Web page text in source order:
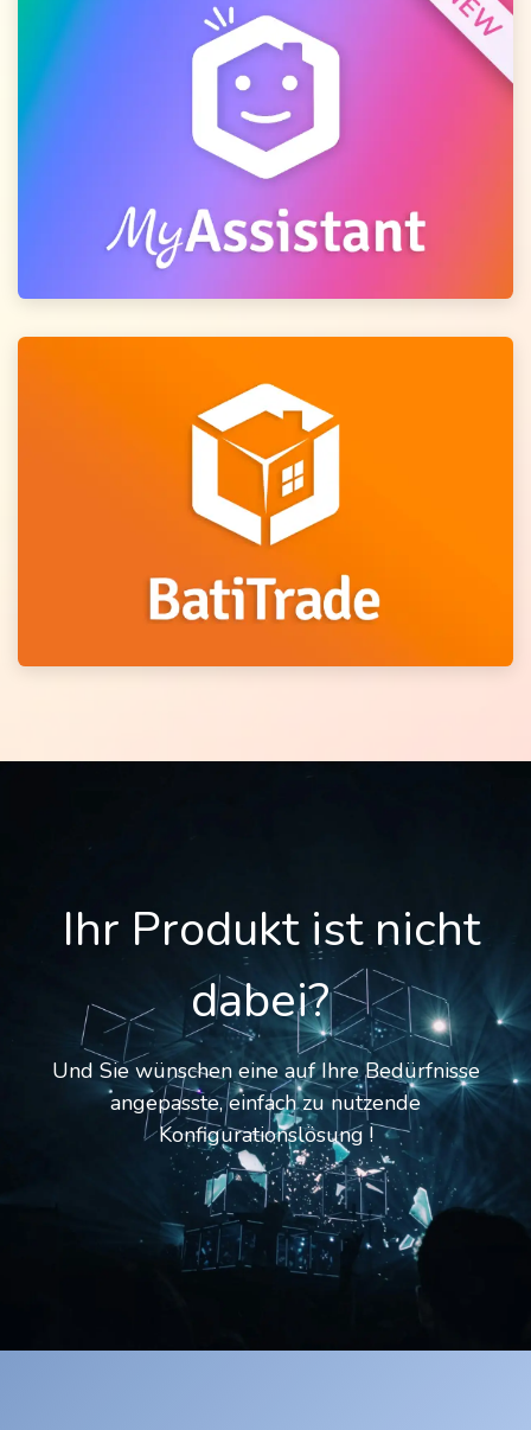
Ihr Produkt ist nicht
dabei?
Und Sie wünschen eine auf Ihre Bedürfnisse
angepasste, einfach zu nutzende
Konfigurationslösung !